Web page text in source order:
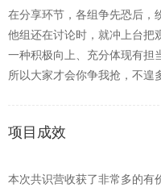
在分享环节，各组争先恐后，
他组还在讨论时，就冲上台把
一种积极向上、充分体现有担
所以大家才会你争我抢，不遑
项目成效
本次共识营收获了非常多的有